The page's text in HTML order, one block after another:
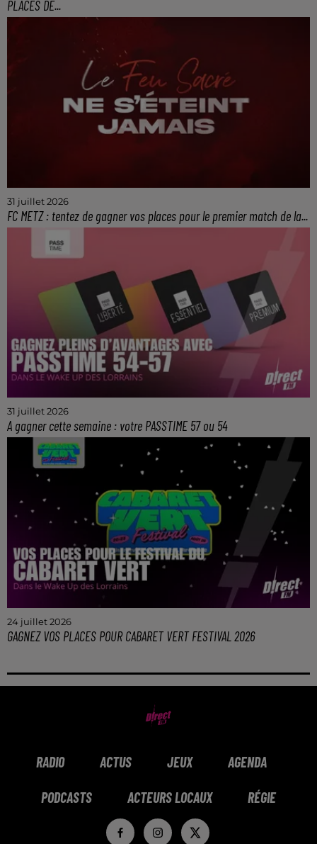
PLACES DE...
Gagnez vos 4 places de ciné entre 7h et 10h tous les
31 juillet 2026
FC METZ : tentez de gagner vos places pour le premier match de la...
Le samedi 8 août à 20h45 au stade Saint-
Symphorien.
31 juillet 2026
A gagner cette semaine : votre PASSTIME 57 ou 54
La solution pour faire des économies lors de vos
achats et de vos sorties dans le 54 et 57.
24 juillet 2026
GAGNEZ VOS PLACES POUR CABARET VERT FESTIVAL 2026
Cabaret Vert 2026 dans le Wake Up de l'Été !
RADIO ACTUS JEUX AGENDA
PODCASTS ACTEURS LOCAUX RÉGIE